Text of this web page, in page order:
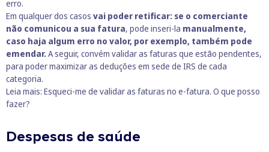
erro.
Em qualquer dos casos vai poder retificar: se o comerciante
não comunicou a sua fatura, pode inseri-la manualmente,
caso haja algum erro no valor, por exemplo, também pode
emendar.A seguir, convém validar as faturas que estão pendentes,
para poder maximizar as deduções em sede de IRS de cada
categoria.
Leia mais: Esqueci-me de validar as faturas no e-fatura. O que posso
fazer?
Despesas de saúde